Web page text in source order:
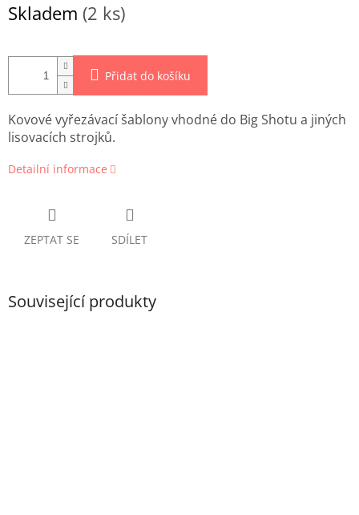
cena:
Skladem (2 ks)
Přidat do košíku
Kovové vyřezávací šablony vhodné do Big Shotu a jiných
lisovacích strojků.
Detailní informace
ZEPTAT SE SDÍLET
Související produkty